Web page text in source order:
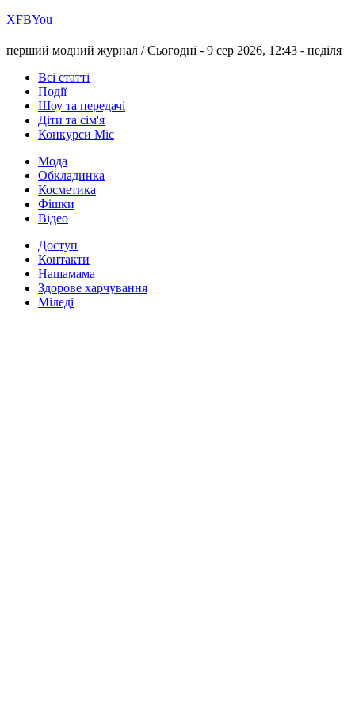
ХFBYou
перший модний журнал /Сьогодні - 9 сер 2026, 12:43 - неділя
Всі статті
Події
Шоу та передачі
Діти та сім'я
Конкурси Міс
Мода
Обкладинка
Косметика
Фішки
Відео
Доступ
Контакти
Нашамама
Здорове харчування
Міледі